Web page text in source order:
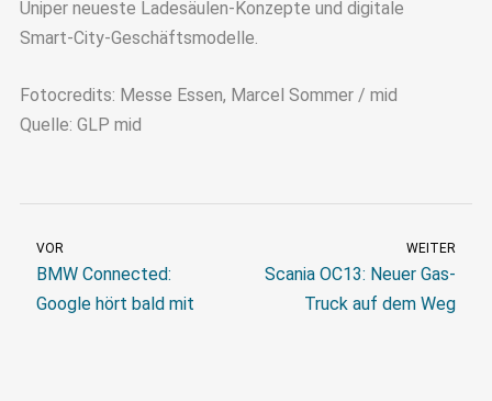
Uniper neueste Ladesäulen-Konzepte und digitale
Smart-City-Geschäftsmodelle.
Fotocredits: Messe Essen, Marcel Sommer / mid
Quelle: GLP mid
VOR
BMW Connected:
Google hört bald mit
WEITER
Scania OC13: Neuer Gas-
Truck auf dem Weg